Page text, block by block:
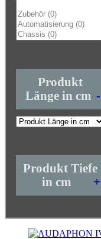
Produkt
Länge in cm -
Produkt Tiefe
in cm
+